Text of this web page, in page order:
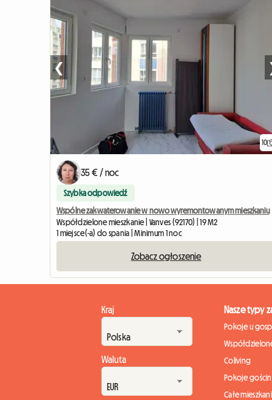
10
❮
35 € / noc
Szybka odpowiedź
Wspólne zakwaterowanie w nowo wyremontowanym mieszkaniu
Współdzielone mieszkanie | Vanves (92170) | 19 M2
1 miejsce(-a) do spania | Minimum 1 noc
Zobacz ogłoszenie
Kraj
Waluta
Nasze typy
Pokoje u
Coliving
Pokoje
Całe